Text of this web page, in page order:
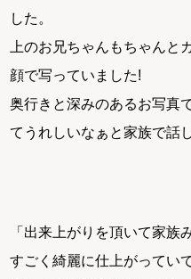
した。
上のお兄ちゃんもちゃんと
顔で写っていました!
奥行きと深みのあるお写真
てうれしいなぁと家族で話
「出来上がりを頂いて家族
すごく綺麗に仕上がってい